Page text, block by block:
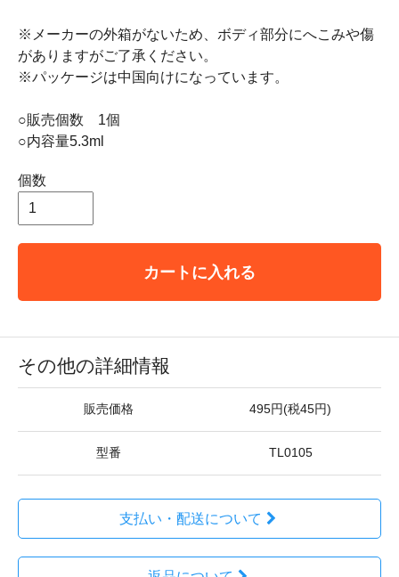
※メーカーの外箱がないため、ボディ部分にへこみや傷
がありますがご了承ください。
※パッケージは中国向けになっています。
○販売個数 1個
○内容量5.3ml
個数
カートに入れる
その他の詳細情報
販売価格 495円(税45円)
型番 TL0105
支払い・配送について